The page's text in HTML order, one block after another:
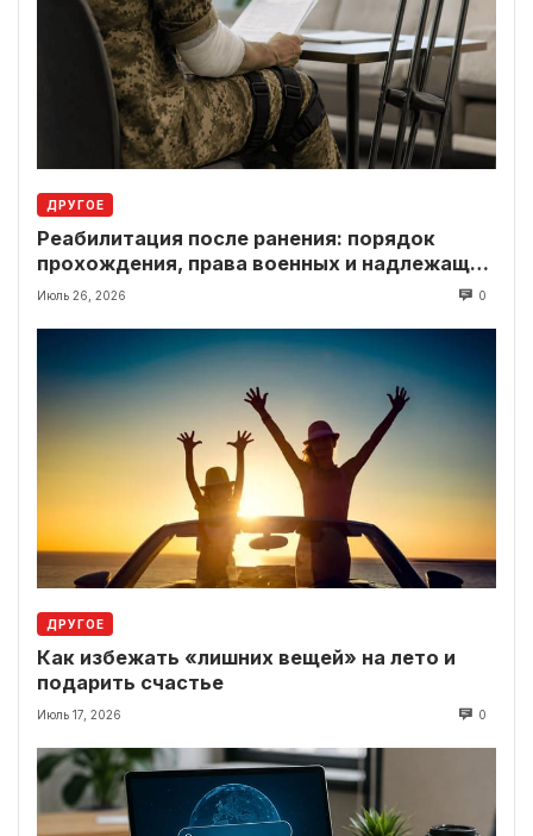
ДРУГОЕ
Реабилитация после ранения: порядок
прохождения, права военных и надлежащие
выплаты
Июль 26, 2026 0
ДРУГОЕ
Как избежать «лишних вещей» на лето и
подарить счастье
Июль 17, 2026 0